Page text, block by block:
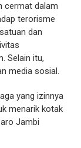
cermat dalam
terorisme
dan
Selain itu,
media sosial.
yang izinnya
menarik kotak
Jambi